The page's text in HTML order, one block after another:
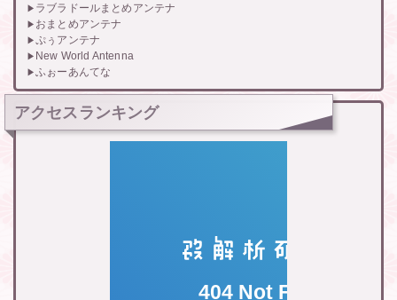
ラブラドールまとめアンテナ
おまとめアンテナ
ぷぅアンテナ
New World Antenna
ふぉーあんてな
アクセスランキング